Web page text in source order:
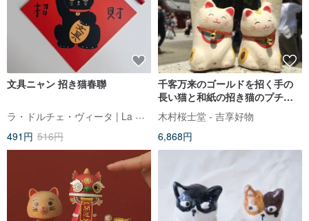
文具ニャン 招き猫春聯
ラ・ドルチェ・ヴィータ | La Dolce Vita
491円 516円
千客万来のゴールドを招く手の
長い猫と和紙の招き猫のプチ開
運ギフト
木村桜士堂 - 吉享好物
6,868円